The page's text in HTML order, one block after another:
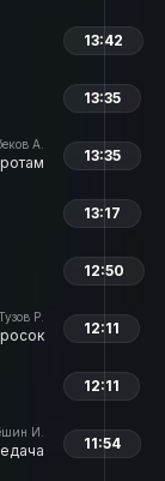
13:42
13:35
А.
13:35
13:17
12:50
Тузов Р.
12:11
12:11
И.
11:54